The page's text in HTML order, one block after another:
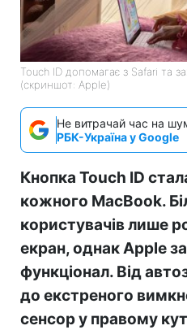
Touch ID допомагає з Safari та
(скриншот: Apple)
Не витрачай час на
РБК-Україна у Google
Кнопка Touch ID
кожного MacBook.
користувачів лише
екран, однак Apple
функціонал. Від
до екстреного
сенсор у правому